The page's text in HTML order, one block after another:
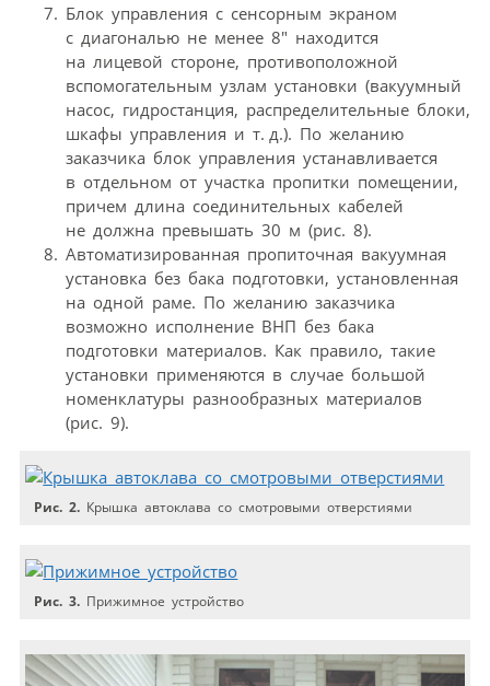
Блок управления с сенсорным экраном
с диагональю не менее 8″ находится
на лицевой стороне, противоположной
вспомогательным узлам установки (вакуумный
насос, гидростанция, распределительные блоки,
шкафы управления и т. д.). По желанию
заказчика блок управления устанавливается
в отдельном от участка пропитки помещении,
причем длина соединительных кабелей
не должна превышать 30 м (рис. 8).
Автоматизированная пропиточная вакуумная
установка без бака подготовки, установленная
на одной раме. По желанию заказчика
возможно исполнение ВНП без бака
подготовки материалов. Как правило, такие
установки применяются в случае большой
номенклатуры разнообразных материалов
(рис. 9).
Рис. 2. Крышка автоклава со смотровыми отверстиями
Рис. 3. Прижимное устройство